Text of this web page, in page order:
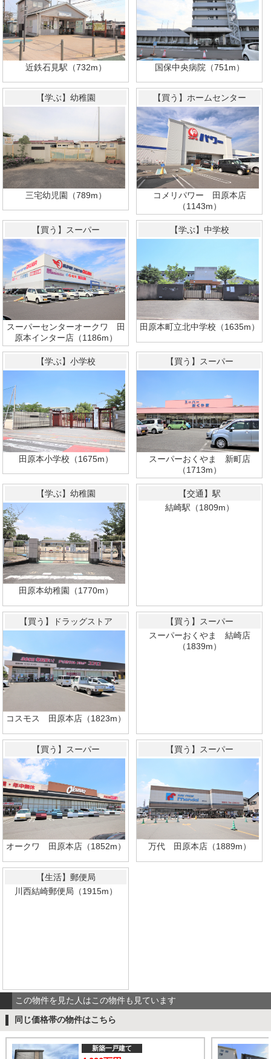
近鉄石見駅（732m） 国保中央病院（751m）
【学ぶ】幼稚園
三宅幼児園（789m）
【買う】ホームセンター
コメリパワー 田原本店
（1143m）
【買う】スーパー
スーパーセンターオークワ 田
原本インター店（1186m）
【学ぶ】中学校
田原本町立北中学校（1635m）
【学ぶ】小学校
田原本小学校（1675m）
【買う】スーパー
スーパーおくやま 新町店
（1713m）
【学ぶ】幼稚園
田原本幼稚園（1770m）
【交通】駅
結崎駅（1809m）
【買う】ドラッグストア
コスモス 田原本店（1823m）
【買う】スーパー
スーパーおくやま 結崎店
（1839m）
【買う】スーパー
オークワ 田原本店（1852m）
【買う】スーパー
万代 田原本店（1889m）
【生活】郵便局
川西結崎郵便局（1915m）
この物件を見た人はこの物件も見ています
同じ価格帯の物件はこちら
新築一戸建て